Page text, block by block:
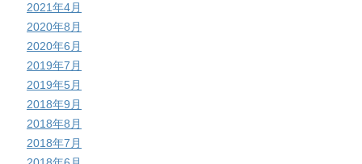
2021年4月
2020年8月
2020年6月
2019年7月
2019年5月
2018年9月
2018年8月
2018年7月